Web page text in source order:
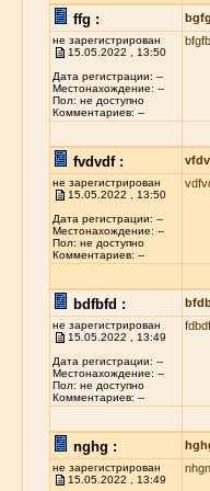
ffg :
не зарегистрирован
15.05.2022 , 13:50
Дата регистрации: --
Местонахождение: --
Пол: не доступно
Комментариев: --
bfgfb
fvdvdf : vfdv
не зарегистрирован
15.05.2022 , 13:50
Дата регистрации: --
Местонахождение: --
Пол: не доступно
Комментариев: --
bdfbfd :
не зарегистрирован
15.05.2022 , 13:49
Дата регистрации: --
Местонахождение: --
Пол: не доступно
Комментариев: --
nghg :
не зарегистрирован
15.05.2022 , 13:49